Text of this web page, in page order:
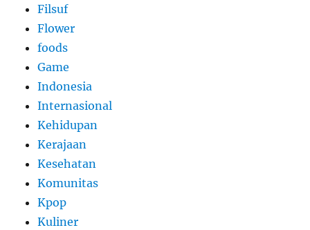
Filsuf
Flower
foods
Game
Indonesia
Internasional
Kehidupan
Kerajaan
Kesehatan
Komunitas
Kpop
Kuliner